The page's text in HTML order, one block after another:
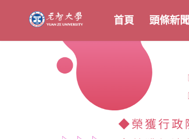
首頁 頭條新聞